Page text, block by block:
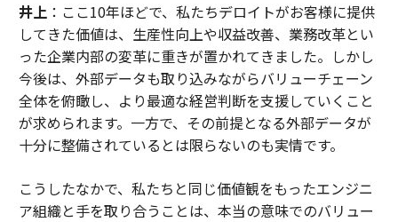
井上：ここ10年ほどで、私たちデロイトがお客様に提供
してきた価値は、生産性向上や収益改善、業務改革とい
った企業内部の変革に重きが置かれてきました。しかし
今後は、外部データも取り込みながらバリューチェーン
全体を俯瞰し、より最適な経営判断を支援していくこと
が求められます。一方で、その前提となる外部データが
十分に整備されているとは限らないのも実情です。
こうしたなかで、私たちと同じ価値観をもったエンジニ
ア組織と手を取り合うことは、本当の意味でのバリュー